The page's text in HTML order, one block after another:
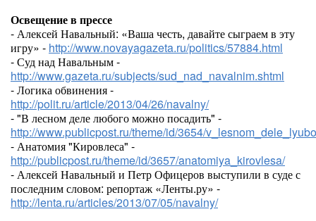
Освещение в прессе
- Алексей Навальный: «Ваша честь, давайте сыграем в эту
игру» - http://www.novayagazeta.ru/politics/57884.html
- Суд над Навальным -
http://www.gazeta.ru/subjects/sud_nad_navalnim.shtml
- Логика обвинения -
http://polit.ru/article/2013/04/26/navalny/
- "В лесном деле любого можно посадить" -
http://www.publicpost.ru/theme/id/3654/
- Анатомия "Кировлеса" -
http://publicpost.ru/theme/id/3657/anatomiya_kirovlesa/
- Алексей Навальный и Петр Офицеров выступили в суде с
последним словом: репортаж «Ленты.ру» -
http://lenta.ru/articles/2013/07/05/navalny/